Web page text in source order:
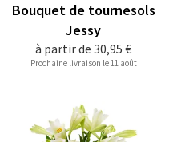
à partir de 30,95 €
Bouquet de tournesols
Jessy
Prochaine livraison le 11 août